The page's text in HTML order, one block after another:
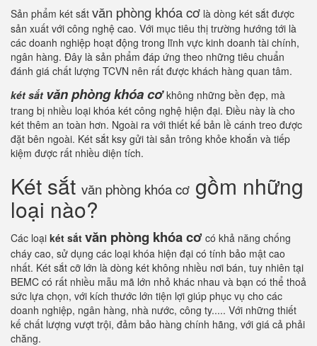
Sản phẩm két sắt văn phòng khóa cơ là dòng két sắt được
sản xuất với công nghệ cao. Với mục tiêu thị trường hướng tới là
các doanh nghiệp hoạt động trong lĩnh vực kinh doanh tài chính,
ngân hàng. Đây là sản phẩm đáp ứng theo những tiêu chuẩn
đánh giá chất lượng TCVN nên rất được khách hàng quan tâm.
két sắt văn phòng khóa cơkhông những bền đẹp, mà
trang bị nhiều loại khóa két công nghệ hiện đại. Điều này là cho
két thêm an toàn hơn. Ngoài ra với thiết kế bản lề cánh treo được
đặt bên ngoài. Két sắt ksy gửi tài sản trông khỏe khoắn và tiếp
kiệm được rất nhiều diện tích.
Két sắt văn phòng khóa cơ gồm những
loại nào?
Các loại két sắt văn phòng khóa cơ có khả năng chống
cháy cao, sử dụng các loại khóa hiện đại có tính bảo mật cao
nhất. Két sắt cỡ lớn là dòng két không nhiều nơi bán, tuy nhiên tại
BEMC có rất nhiều mẫu mã lớn nhỏ khác nhau và bạn có thể thoả
sức lựa chọn, với kích thước lớn tiện lợi giúp phục vụ cho các
doanh nghiệp, ngân hàng, nhà nước, công ty..... Với những thiết
kế chất lượng vượt trội, đảm bảo hàng chính hãng, với giá cả phải
chăng.